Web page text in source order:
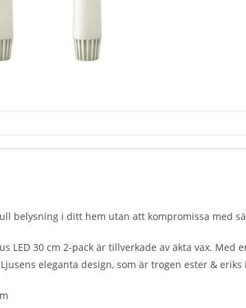
belysning i ditt hem utan att kompromissa med
LED 30 cm 2-pack är tillverkade av äkta vax.
eleganta design, som är trogen ester &